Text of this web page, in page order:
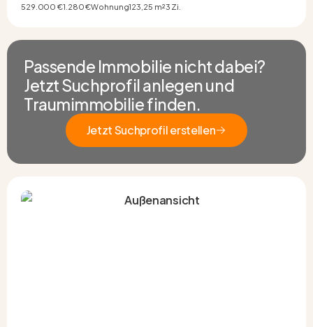
529.000 €1.280 €Wohnung123,25 m²3 Zi.
Passende Immobilie nicht dabei?
Jetzt Suchprofil anlegen und
Traumimmobilie finden.
Jetzt Suchprofil erstellen